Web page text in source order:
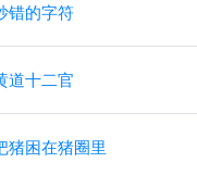
错的字符
道十二官
猪困在猪圈里